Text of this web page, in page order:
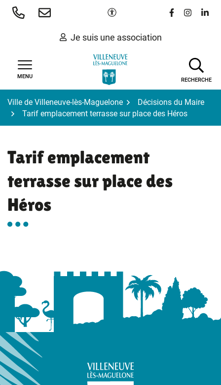
Aller
Paramètres d'accessibilité
Lien vers le
Lien vers
Lien
Je suis une association
MENU
RECHERCHE
Ville de Villeneuve-lès-Maguelone
Décisions du Maire
Tarif emplacement terrasse sur place des Héros
Tarif emplacement
terrasse sur place des
Héros